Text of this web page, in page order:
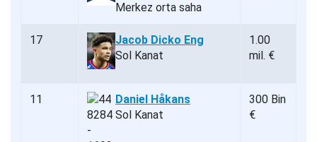
Merkez orta saha
17
Jacob Dicko Eng
Sol Kanat
1.00
mil. €
11
Daniel Håkans
Sol Kanat
300 Bin
€